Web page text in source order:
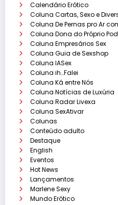
Calendário Erótico
Coluna Cartas, Sexo e
Coluna De Pernas pro Ar
Coluna Dona do Próprio
Coluna Empresários Sex
Coluna Guia de Sexshop
Coluna IASex
Coluna ih…Falei
Coluna Ká entre Nós
Coluna Notícias de Luxúria
Coluna Radar Livexa
Coluna SexAtivar
Colunas
Conteúdo adulto
Destaque
English
Eventos
Hot News
Lançamentos
Marlene Sexy
Mundo Erótico